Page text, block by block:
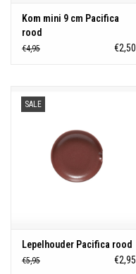
Kom mini 9 cm Pacifica
rood
€4,95 €2,50
SALE
Lepelhouder Pacifica rood
€5,95 €2,95